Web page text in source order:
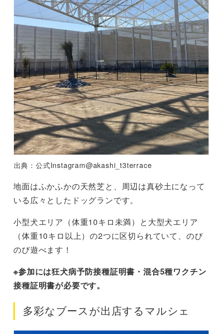
出典：公式Instagram@akashi_t3terrace
地面はふかふかの天然芝と、周辺は真砂土になって
いる広々としたドッグランです。
小型犬エリア（体重10キロ未満）と大型犬エリア
（体重10キロ以上）の2つに区切られていて、のび
のび遊べます！
※参加には狂犬病予防接種証明書・混合5種ワクチン
接種証明書が必要です。
多彩なブースが出店するマルシェ